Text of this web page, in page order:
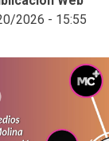
2026 - 15:55